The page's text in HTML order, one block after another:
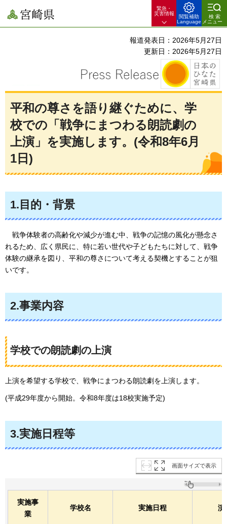
宮崎県
緊急・
災害情報
閲覧補助
Language
検索
メニュー
報道発表日：2026年5月27日
更新日：2026年5月27日
平和の尊さを語り継ぐために、学
校での「戦争にまつわる朗読劇の
上演」を実施します。(令和8年6月
1日)
1.目的・背景
戦争体験者の高齢化や減少が進む中、戦争の記憶の風化が懸念さ
れるため、広く県民に、特に若い世代や子どもたちに対して、戦争
体験の継承を図り、平和の尊さについて考える契機とすることが狙
いです。
2.事業内容
学校での朗読劇の上演
上演を希望する学校で、戦争にまつわる朗読劇を上演します。
(平成29年度から開始。令和8年度は18校実施予定)
3.実施日程等
画面サイズで表示
実施事
業
学校名 実施日程 演